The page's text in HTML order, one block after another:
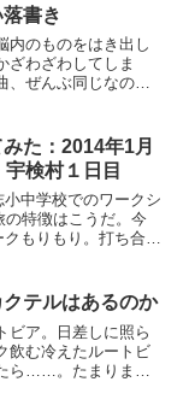
書き
内のものをはき出し
ざわざわしてしま
、ぜんぶ同じなのか
出した。なんなん
た：2014年1月
検村１日目
中学校でのワークシ
の特徴はこうだ。今
もりもり。打ち合わ
テルはあるのか
ビア。日差しに照ら
飲む冷えたルートビ
ら……。たまりませ